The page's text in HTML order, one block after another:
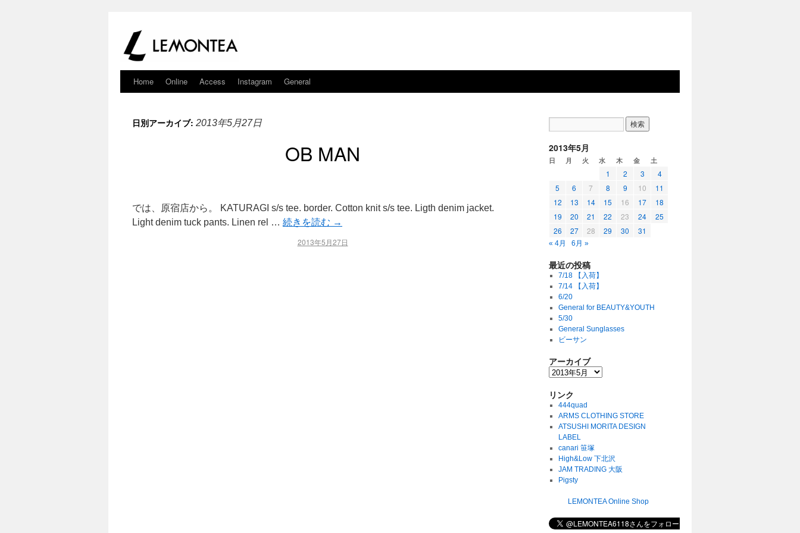
Home Online Access Instagram General
日別アーカイブ: 2013年5月27日
OB MAN
では、原宿店から。 KATURAGI s/s tee. border. Cotton knit s/s tee. Ligth denim jacket.
Light denim tuck pants. Linen rel … 続きを読む →
2013年5月27日
2013年5月
日 月 火 水 木 金 土
1 2 3
4
5
6 7 8 9 10
11
12
13 14 15 16 17
18
19
20 21 22 23 24
25
26
27 28 29 30 31
« 4月 6月 »
最近の投稿
7/18 【入荷】
7/14 【入荷】
6/20
General for BEAUTY&YOUTH
5/30
General Sunglasses
ビーサン
アーカイブ
リンク
444quad
ARMS CLOTHING STORE
ATSUSHI MORITA DESIGN
LABEL
canari 笹塚
High&Low 下北沢
JAM TRADING 大阪
Pigsty
LEMONTEA Online Shop